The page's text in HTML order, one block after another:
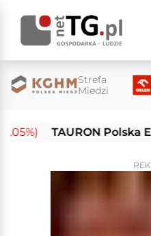
Strefa
Miedzi
TAURON Polska